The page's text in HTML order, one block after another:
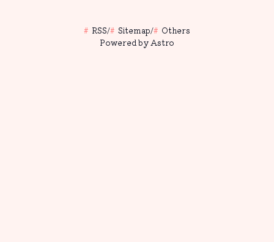
てから~~デカ学のテストや課題から逃
げるために~~再び触り始め、完成に至
RSS/ Sitemap/
Others
Powered by Astro